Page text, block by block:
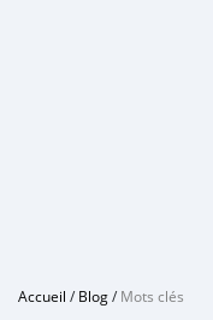
Accueil /Blog/Mots clés